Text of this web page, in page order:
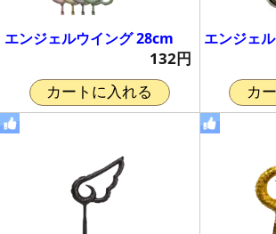
エンジェルウイング 28cm
132円
カートに入れる
エンジェ
カ